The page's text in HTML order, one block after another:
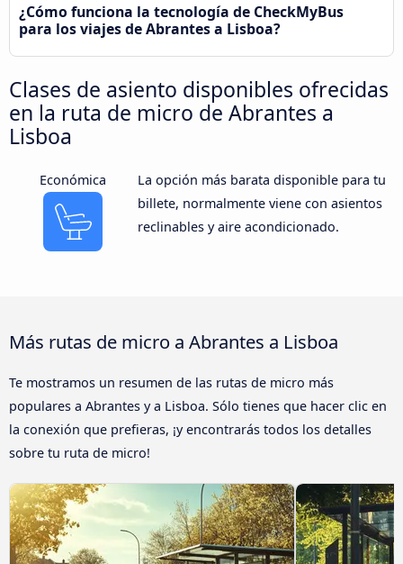
¿Cómo funciona la tecnología de CheckMyBus
para los viajes de Abrantes a Lisboa?
Clases de asiento disponibles ofrecidas
en la ruta de micro de Abrantes a
Lisboa
Económica
La opción más barata disponible para tu
billete, normalmente viene con asientos
reclinables y aire acondicionado.
Más rutas de micro a Abrantes a Lisboa
Te mostramos un resumen de las rutas de micro más
populares a Abrantes y a Lisboa. Sólo tienes que hacer clic en
la conexión que prefieras, ¡y encontrarás todos los detalles
sobre tu ruta de micro!